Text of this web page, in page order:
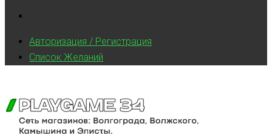
Авторизация / Регистрация
Список Желаний